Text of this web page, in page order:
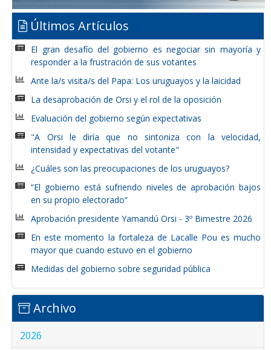
Últimos Artículos
El gran desafío del gobierno es negociar sin mayoría y
responder a la frustración de sus votantes
Ante la/s visita/s del Papa: Los uruguayos y la laicidad
La desaprobación de Orsi y el rol de la oposición
Evaluación del gobierno según expectativas
"A Orsi le diría que no sintoniza con la velocidad,
intensidad y expectativas del votante"
¿Cuáles son las preocupaciones de los uruguayos?
“El gobierno está sufriendo niveles de aprobación bajos
en su propio electorado”
Aprobación presidente Yamandú Orsi - 3º Bimestre 2026
En este momento la fortaleza de Lacalle Pou es mucho
mayor que cuando estuvo en el gobierno
Medidas del gobierno sobre seguridad pública
Archivo
2026